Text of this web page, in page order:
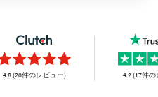
4.8 (20件のレビュー) 4.2 (17件